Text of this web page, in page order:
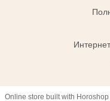
Online store built with Horoshop